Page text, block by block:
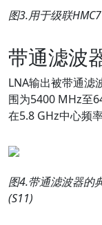
图3.用于级联
带通滤波
LNA输出被带通滤
围为5400 MHz至
在5.8 GHz中心频
图4.带通滤波器的
(S11)